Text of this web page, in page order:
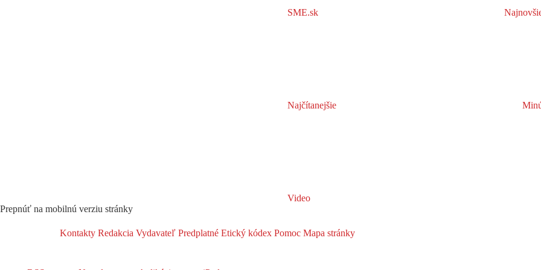
SME.sk
Najčítanejšie
Video
Prepnúť na mobilnú verziu stránky
Kontakty Redakcia Vydavateľ Predplatné Etický kódex Pomoc Mapa stránky